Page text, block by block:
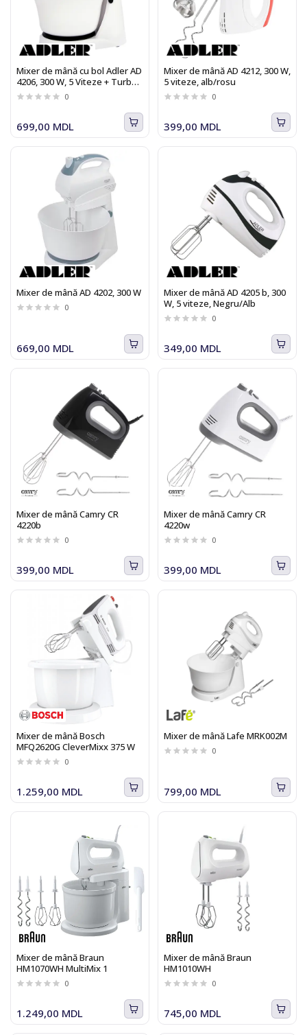
Mixer de mână cu bol Adler AD
4206, 300 W, 5 Viteze + Turbo,
Alb/Negru 0
699,00 MDL
Mixer de mână AD 4212, 300 W,
5 viteze, alb/rosu
0
399,00 MDL
Mixer de mână AD 4202, 300 W
0
669,00 MDL
Mixer de mână AD 4205 b, 300
W, 5 viteze, Negru/Alb
0
349,00 MDL
Mixer de mână Camry CR
4220b
0
399,00 MDL
Mixer de mână Camry CR
4220w
0
399,00 MDL
Mixer de mână Bosch
MFQ2620G CleverMixx 375 W
0
1.259,00 MDL
Mixer de mână Lafe MRK002M
0
799,00 MDL
Mixer de mână Braun
HM1070WH MultiMix 1
0
1.249,00 MDL
Mixer de mână Braun
HM1010WH
0
745,00 MDL